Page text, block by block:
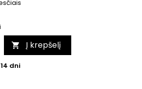
 Į krepšelį
dni